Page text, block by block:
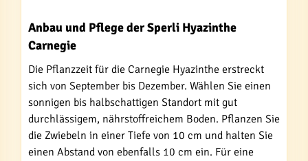
Anbau und Pflege der Sperli Hyazinthe
Carnegie
Die Pflanzzeit für die Carnegie Hyazinthe erstreckt
sich von September bis Dezember. Wählen Sie einen
sonnigen bis halbschattigen Standort mit gut
durchlässigem, nährstoffreichem Boden. Pflanzen Sie
die Zwiebeln in einer Tiefe von 10 cm und halten Sie
einen Abstand von ebenfalls 10 cm ein. Für eine